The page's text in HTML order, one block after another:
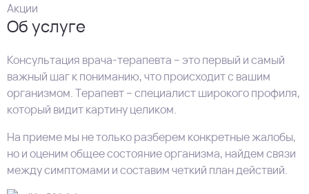
Акции
Об услуге
Консультация врача-терапевта – это первый и самый
важный шаг к пониманию, что происходит с вашим
организмом. Терапевт – специалист широкого профиля,
который видит картину целиком.
На приеме мы не только разберем конкретные жалобы,
но и оценим общее состояние организма, найдем связи
между симптомами и составим четкий план действий.